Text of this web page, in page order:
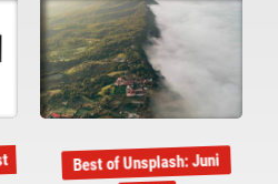
Best of Unsplash: Juni